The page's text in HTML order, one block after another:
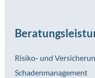
Risiko- und
Schadenmanagement